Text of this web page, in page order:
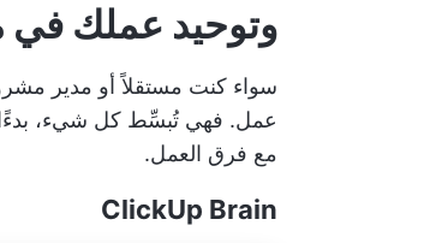
وتوحيد عملك في
عمل. فهي تُبسِّط كل شيء، بدءًا
مع فرق العمل.
ClickUp Brain